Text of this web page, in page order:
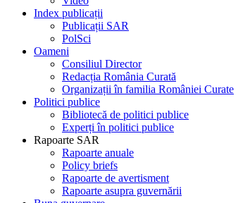
Index publicații
Publicații SAR
PolSci
Oameni
Consiliul Director
Redacția România Curată
Organizații în familia României Curate
Politici publice
Bibliotecă de politici publice
Experți în politici publice
Rapoarte SAR
Rapoarte anuale
Policy briefs
Rapoarte de avertisment
Rapoarte asupra guvernării